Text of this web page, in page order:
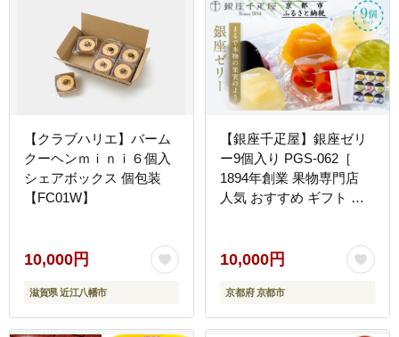
【クラブハリエ】バーム
クーヘンｍｉｎｉ６個入
シェアボックス 個包装
【FC01W】
10,000円
滋賀県 近江八幡市
【銀座千疋屋】銀座ゼリ
ー9個入り PGS-062［
1894年創業 果物専門店
人気 おすすめ ギフト プ
リー お取り寄せ 通販 東
京 銀座 ふるさと納税 ］
10,000円
京都府 京都市